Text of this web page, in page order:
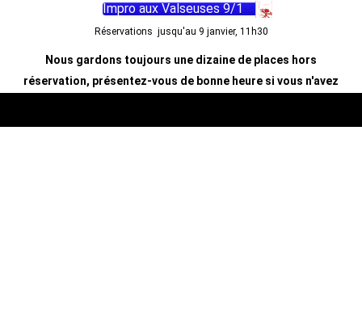
Impro aux Valseuses 9/1
Réservations jusqu'au 9 janvier, 11h30
Nous gardons toujours une dizaine de places hors
réservation, présentez-vous de bonne heure si vous n'avez